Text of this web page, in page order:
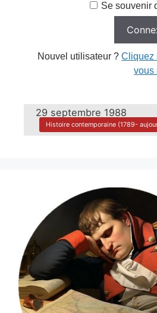
Se souvenir
Nouvel utilisateur ?Cliquez
vous
29 septembre 1988
Histoire contemporaine (1789-